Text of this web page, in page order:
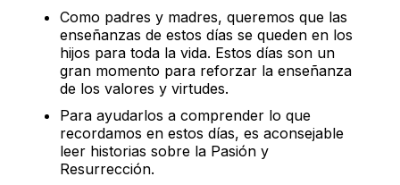
Como padres y madres, queremos que las
enseñanzas de estos días se queden en los
hijos para toda la vida. Estos días son un
gran momento para reforzar la enseñanza
de los valores y virtudes.
Para ayudarlos a comprender lo que
recordamos en estos días, es aconsejable
leer historias sobre la Pasión y
Resurrección.